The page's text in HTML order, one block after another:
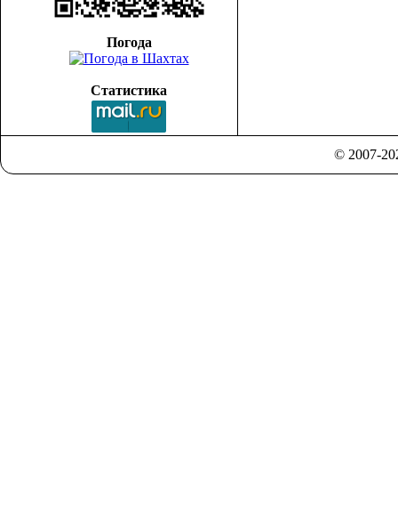
Погода
Статистика
© 2007-